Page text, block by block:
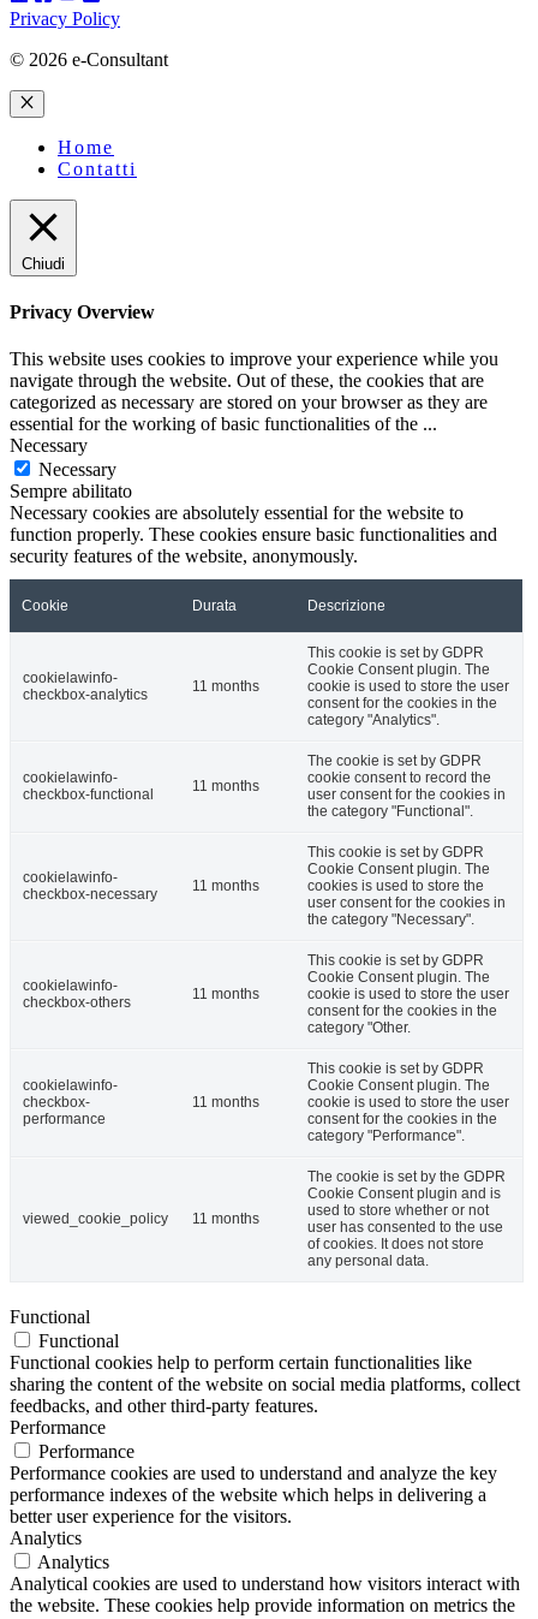
Privacy Policy
© 2026 e-Consultant
Chiudi
Home
Contatti
Chiudi
Privacy Overview
This website uses cookies to improve your experience while you
navigate through the website. Out of these, the cookies that are
categorized as necessary are stored on your browser as they are
essential for the working of basic functionalities of the ...
Necessary
Necessary
Sempre abilitato
Necessary cookies are absolutely essential for the website to
function properly. These cookies ensure basic functionalities and
security features of the website, anonymously.
Cookie Durata Descrizione
cookielawinfo-
checkbox-analytics
11 months
This cookie is set by GDPR
Cookie Consent plugin. The
cookie is used to store the user
consent for the cookies in the
category "Analytics".
cookielawinfo-
checkbox-functional
11 months
The cookie is set by GDPR
cookie consent to record the
user consent for the cookies in
the category "Functional".
cookielawinfo-
checkbox-necessary
11 months
This cookie is set by GDPR
Cookie Consent plugin. The
cookies is used to store the
user consent for the cookies in
the category "Necessary".
cookielawinfo-
checkbox-others
11 months
This cookie is set by GDPR
Cookie Consent plugin. The
cookie is used to store the user
consent for the cookies in the
category "Other.
cookielawinfo-
checkbox-
performance
11 months
This cookie is set by GDPR
Cookie Consent plugin. The
cookie is used to store the user
consent for the cookies in the
category "Performance".
viewed_cookie_policy 11 months
The cookie is set by the GDPR
Cookie Consent plugin and is
used to store whether or not
user has consented to the use
of cookies. It does not store
any personal data.
Functional
Functional
Functional cookies help to perform certain functionalities like
sharing the content of the website on social media platforms, collect
feedbacks, and other third-party features.
Performance
Performance
Performance cookies are used to understand and analyze the key
performance indexes of the website which helps in delivering a
better user experience for the visitors.
Analytics
Analytics
Analytical cookies are used to understand how visitors interact with
the website. These cookies help provide information on metrics the